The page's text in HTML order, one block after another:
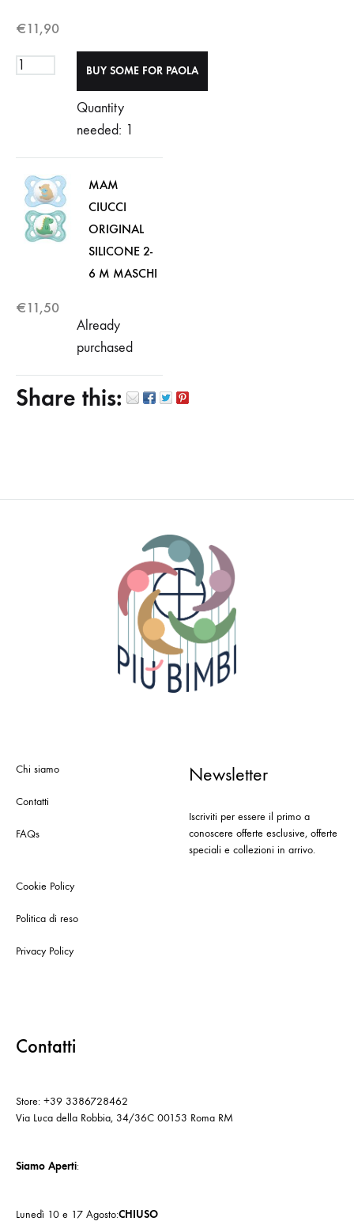
€11,90
Quantity
needed: 1
MAM
CIUCCI
ORIGINAL
SILICONE 2-
6 M MASCHI
€11,50
Already
purchased
Share this:
Chi siamo
Contatti
FAQs
Cookie Policy
Politica di reso
Privacy Policy
Newsletter
Iscriviti per essere il primo a
conoscere offerte esclusive, offerte
speciali e collezioni in arrivo.
Contatti
Store: +39 3386728462
Via Luca della Robbia, 34/36C 00153 Roma RM
Siamo Aperti:
Lunedì 10 e 17 Agosto:CHIUSO